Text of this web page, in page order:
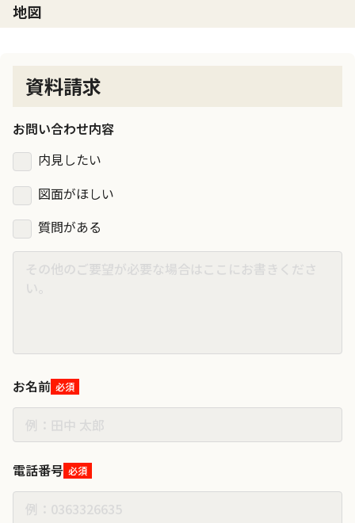
地図
資料請求
お問い合わせ内容
内見したい
図面がほしい
質問がある
お名前 必須
電話番号 必須